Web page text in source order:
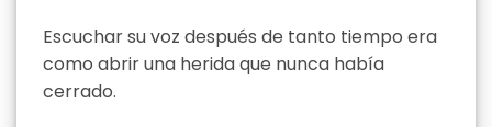
Escuchar su voz después de tanto tiempo era
como abrir una herida que nunca había
cerrado.